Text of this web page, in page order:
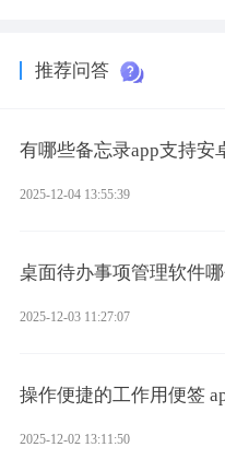
推荐问答
有哪些备忘录app支持安
2025-12-04 13:55:39
桌面待办事项管理软件哪
2025-12-03 11:27:07
操作便捷的工作用便签
2025-12-02 13:11:50